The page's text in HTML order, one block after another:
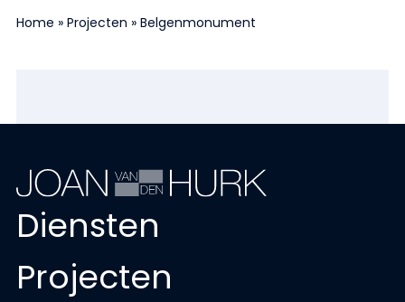
Home » Projecten » Belgenmonument
Diensten
Projecten